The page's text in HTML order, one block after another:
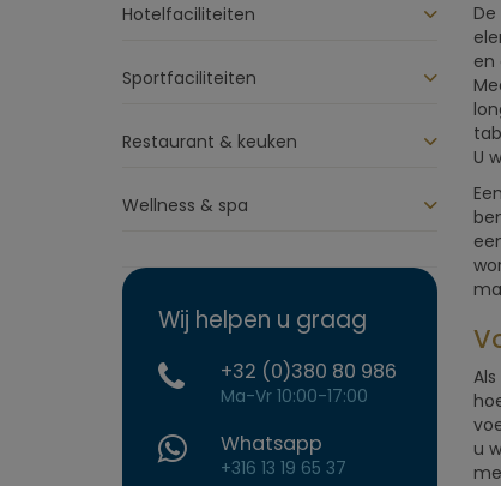
Hotelfaciliteiten
Sportfaciliteiten
Restaurant & keuken
Wellness & spa
Wij helpen u graag
+32 (0)380 80 986
Ma-Vr 10:00-17:00
Whatsapp
+316 13 19 65 37
en
U
u